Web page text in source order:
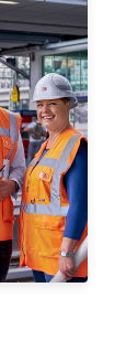
Schließen
Weiter